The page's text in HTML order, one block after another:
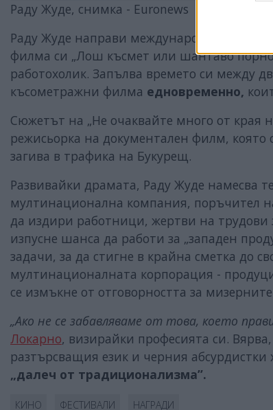
Раду Жуде, снимка - Euronews
Раду Жуде направи международно име,
филма си „Лош късмет или шантаво
работохолик. Запълва времето си между
късометражни филма едновременно,
Сюжетът на „Не очаквайте много от края
режисьорка на документален филм,
загива в трафика на Букурещ.
Развивайки драмата, Раду Жуде намесва
мултинационална компания, поръчител
да издири работници, жертви на трудови
изпусне шанса да работи за „западен
задачи, за да стигне в крайна сметка до
мултинационалната корпорация -
се измъкне от отговорността за
„Ако не се забавляваме от това, което
Локарно, визирайки професията си.
разтърсващия език и черния
„далеч от традиционализма”.
КИНО ФЕСТИВАЛИ НАГРАДИ